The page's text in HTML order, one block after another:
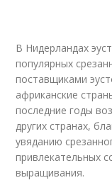
В Нидерландах
популярных
поставщиками
африканские
последние годы
других странах,
увяданию
привлекательных
выращивания.